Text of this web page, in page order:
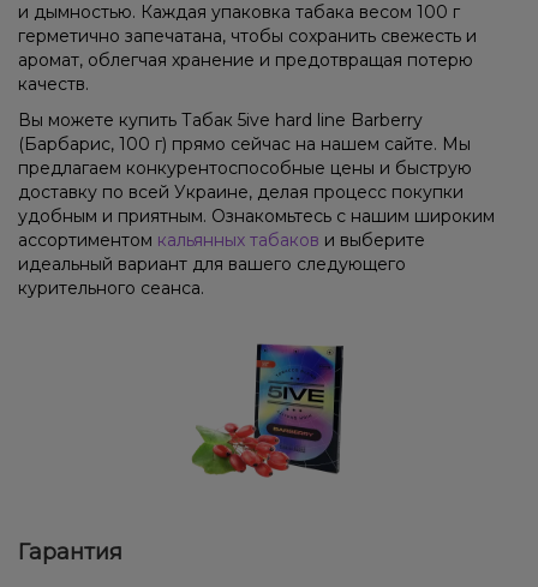
и дымностью. Каждая упаковка табака весом 100 г
герметично запечатана, чтобы сохранить свежесть и
аромат, облегчая хранение и предотвращая потерю
качеств.
Вы можете купить Табак 5ive hard line Barberry
(Барбарис, 100 г) прямо сейчас на нашем сайте. Мы
предлагаем конкурентоспособные цены и быструю
доставку по всей Украине, делая процесс покупки
удобным и приятным. Ознакомьтесь с нашим широким
ассортиментом кальянных табаков и выберите
идеальный вариант для вашего следующего
курительного сеанса.
Гарантия